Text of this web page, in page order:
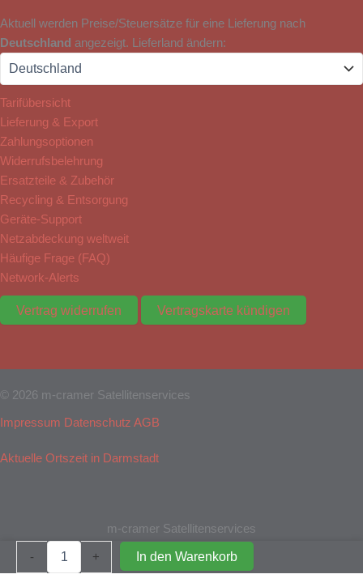
Aktuell werden Preise/Steuersätze für eine Lieferung nach
Deutschland angezeigt. Lieferland ändern:
Tarifübersicht
Lieferung & Export
Zahlungsoptionen
Widerrufsbelehrung
Ersatzteile & Zubehör
Recycling & Entsorgung
Geräte-Support
Netzabdeckung weltweit
Häufige Frage (FAQ)
Network-Alerts
Vertrag widerrufen Vertragskarte kündigen
© 2026 m-cramer Satellitenservices
Impressum Datenschutz AGB
Aktuelle Ortszeit in Darmstadt
m-cramer Satellitenservices
- + In den Warenkorb